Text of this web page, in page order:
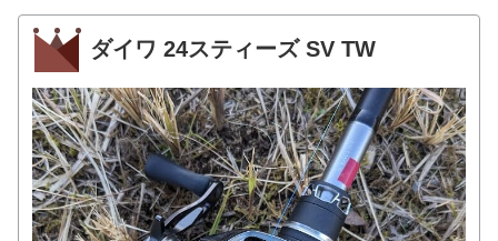
ダイワ 24スティーズ SV TW